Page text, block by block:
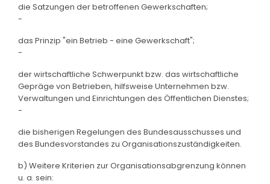
die Satzungen der betroffenen Gewerkschaften;
-
das Prinzip "ein Betrieb - eine Gewerkschaft";
-
der wirtschaftliche Schwerpunkt bzw. das wirtschaftliche
Gepräge von Betrieben, hilfsweise Unternehmen bzw.
Verwaltungen und Einrichtungen des Öffentlichen Dienstes;
-
die bisherigen Regelungen des Bundesausschusses und
des Bundesvorstandes zu Organisationszuständigkeiten.
b) Weitere Kriterien zur Organisationsabgrenzung können
u. a. sein: